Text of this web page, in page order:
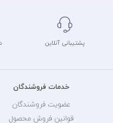
پشتیبانی آنلاین
خدمات فروشندگان
عضویت فروشندگان
قوانین فروش محصول